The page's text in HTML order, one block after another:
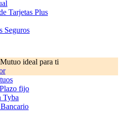
Tarjetas Plus
Seguros
ideal para ti
fijo
Tyba